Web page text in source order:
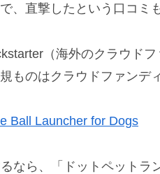
、直撃したという口コミ
（海外のクラウド
ものはクラウドファンデ
Ball Launcher for Dogs
なら、「ドットペット